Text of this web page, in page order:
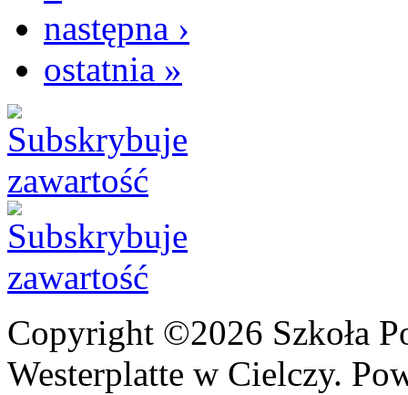
następna ›
ostatnia »
Copyright ©2026 Szkoła
Westerplatte w Cielczy.